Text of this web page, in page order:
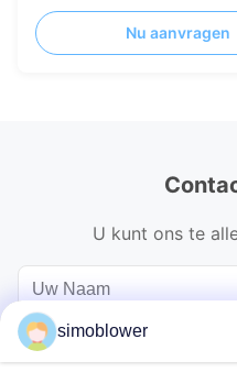
Industriële Rookgas- en
AfvoersystemenNu aanvragen
U kunt ons te
simoblower